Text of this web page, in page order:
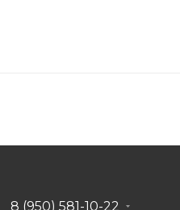
8 (950) 581-10-22